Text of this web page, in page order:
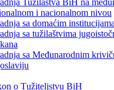
Tužilaštva BiH na
i nacionalnom nivou
sa domaćim institucijama
sa tužilaštvima
sa Međunarodnim
o Тužiteljstvu BiH